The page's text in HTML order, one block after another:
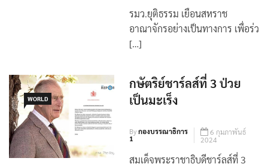
รมว.ยุติธรรม เยือนสหราช
อาณาจักรอย่างเป็นทางการ เพื่อร่ว
[…]
WORLD
กษัตริย์ชาร์ลส์ที่ 3 ป่วย
เป็นมะเร็ง
Byกองบรรณาธิการ
1
6 กุมภาพันธ์
2024
สมเด็จพระราชาธิบดีชาร์ลส์ที่ 3